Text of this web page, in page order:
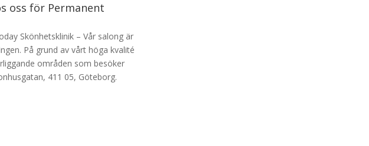
oss för Permanent
Skönhetsklinik – Vår salong är
På grund av vårt höga kvalité
områden som besöker
411 05, Göteborg.